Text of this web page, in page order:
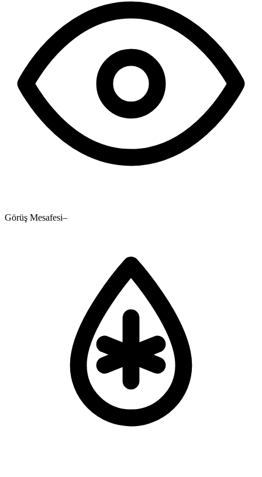
Görüş Mesafesi–